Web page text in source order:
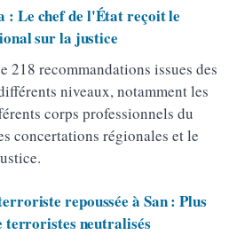
: Le chef de l'État reçoit le
sur la justice
218 recommandations issues des
niveaux, notamment les
corps professionnels du
concertations régionales et le
repoussée à San : Plus
terroristes neutralisés